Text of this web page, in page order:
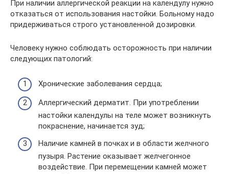
При наличии аллергической реакции на календулу нужно
отказаться от использования настойки. Больному надо
придерживаться строго установленной дозировки.
Человеку нужно соблюдать осторожность при наличии
следующих патологий:
Хронические заболевания сердца;
Аллергический дерматит. При употреблении
настойки календулы на теле может возникнуть
покраснение, начинается зуд;
Наличие камней в почках и в области желчного
пузыря. Растение оказывает желчегонное
воздействие. При перемещении камней может